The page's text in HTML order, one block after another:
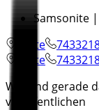
Samsonite
Karte
Karte
Wir sind gerade
veröffentlichen